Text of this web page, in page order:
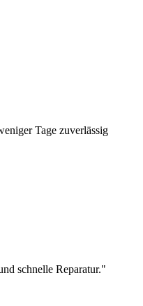
Tage zuverlässig
schnelle Reparatur."